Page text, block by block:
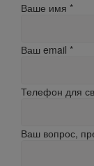
Ваше имя *
Ваш email *
Телефон для
Ваш вопрос,